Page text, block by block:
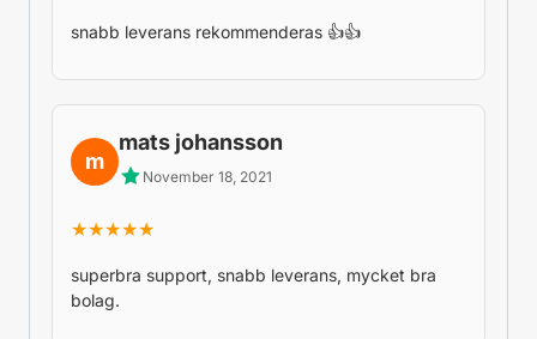
snabb leverans rekommenderas 👍👍
m
mats johansson
November 18, 2021
★★★★★
superbra support, snabb leverans, mycket bra
bolag.